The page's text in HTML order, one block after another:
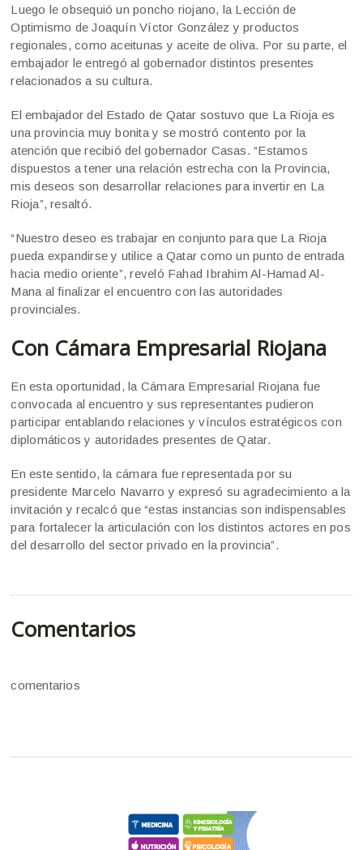
Luego le obsequió un poncho riojano, la Lección de
Optimismo de Joaquín Víctor González y productos
regionales, como aceitunas y aceite de oliva. Por su parte, el
embajador le entregó al gobernador distintos presentes
relacionados a su cultura.
El embajador del Estado de Qatar sostuvo que La Rioja es
una provincia muy bonita y se mostró contento por la
atención que recibió del gobernador Casas. “Estamos
dispuestos a tener una relación estrecha con la Provincia,
mis deseos son desarrollar relaciones para invertir en La
Rioja”, resaltó.
“Nuestro deseo es trabajar en conjunto para que La Rioja
pueda expandirse y utilice a Qatar como un punto de entrada
hacia medio oriente”, reveló Fahad Ibrahim Al-Hamad Al-
Mana al finalizar el encuentro con las autoridades
provinciales.
Con Cámara Empresarial Riojana
En esta oportunidad, la Cámara Empresarial Riojana fue
convocada al encuentro y sus representantes pudieron
participar entablando relaciones y vínculos estratégicos con
diplomáticos y autoridades presentes de Qatar.
En este sentido, la cámara fue representada por su
presidente Marcelo Navarro y expresó su agradecimiento a la
invitación y recalcó que “estas instancias son indispensables
para fortalecer la articulación con los distintos actores en pos
del desarrollo del sector privado en la provincia”.
Comentarios
comentarios